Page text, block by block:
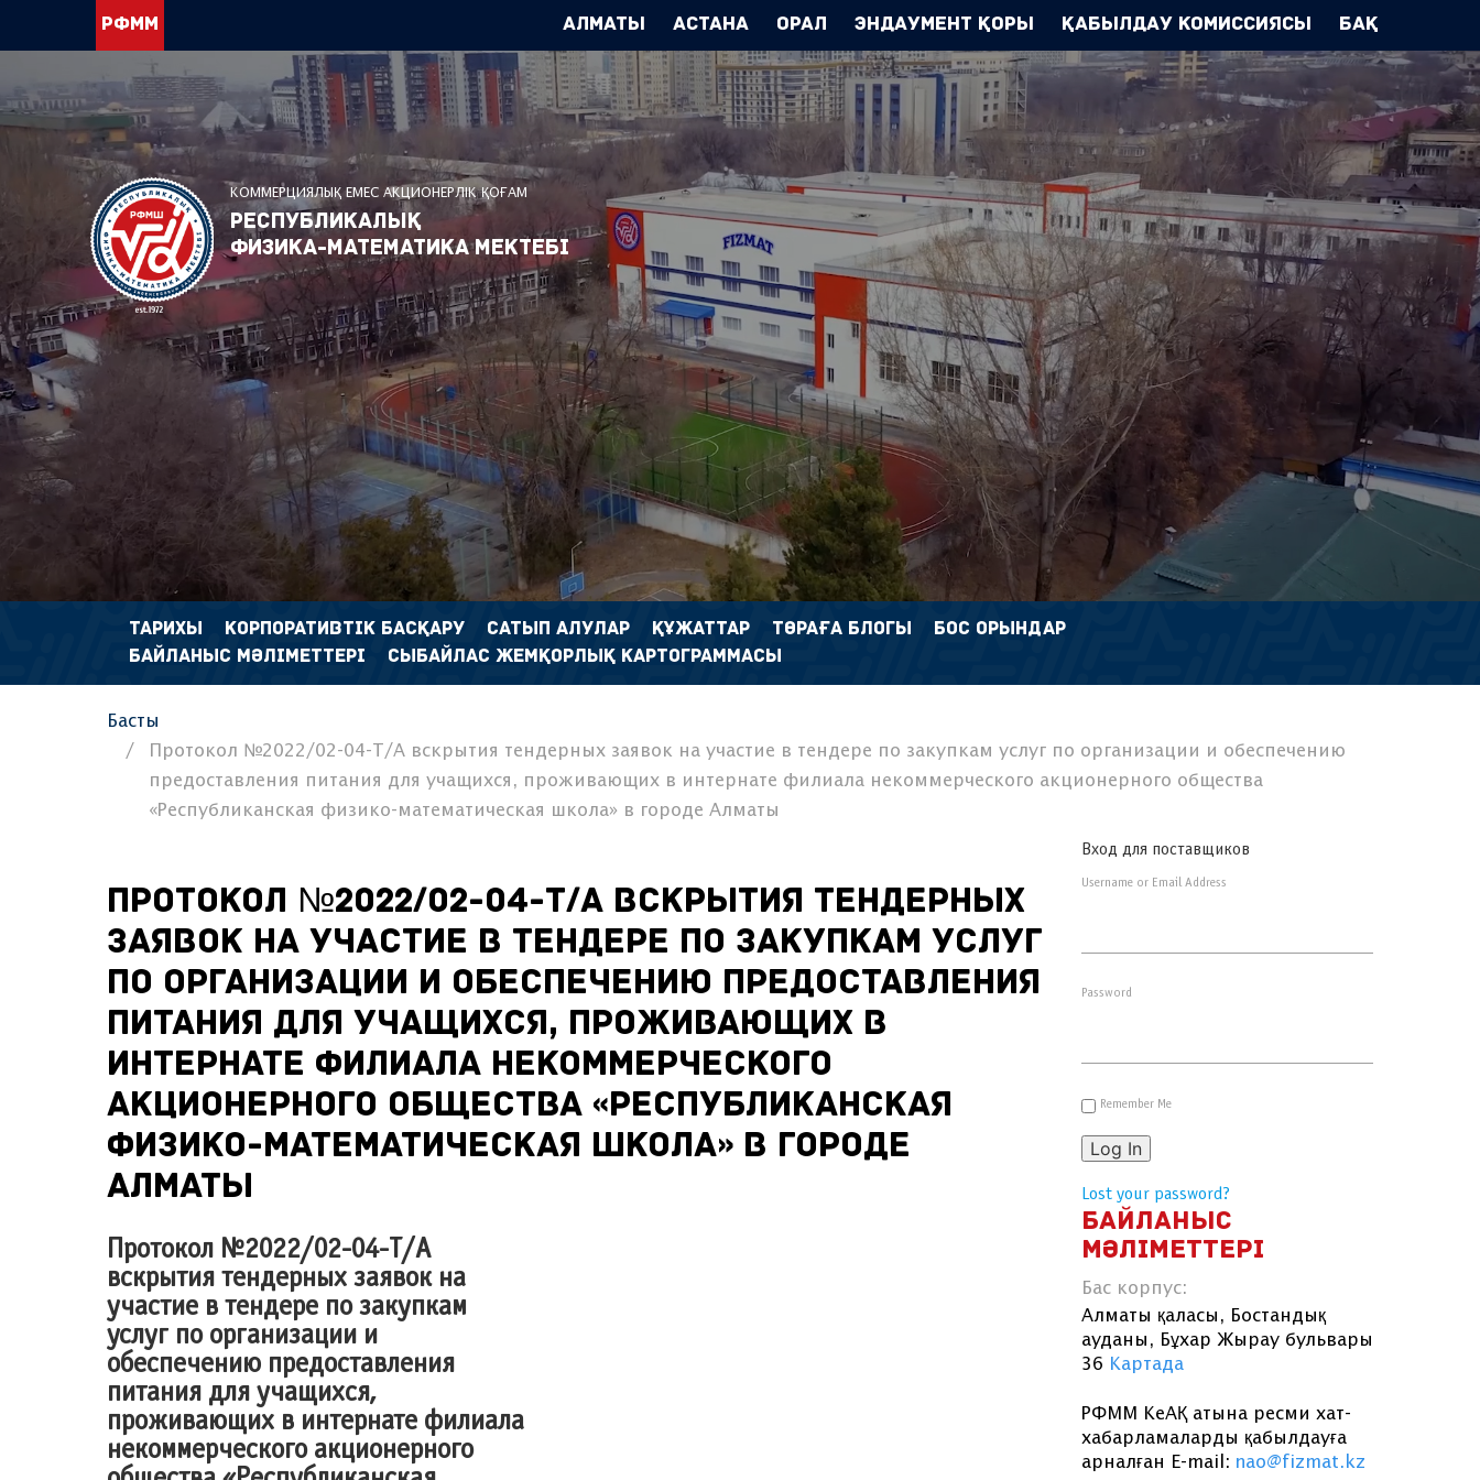
РФММ Алматы Астана Орал Эндаумент Қоры Қабылдау комиссиясы БАҚ
КОММЕРЦИЯЛЫҚ ЕМЕС АКЦИОНЕРЛІК ҚОҒАМ
Республикалық
физика-математика мектебі
ТАРИХЫ КОРПОРАТИВТІК БАСҚАРУ САТЫП АЛУЛАР ҚҰЖАТТАР ТӨРАҒА БЛОГЫ
БОС ОРЫНДАР
БАЙЛАНЫС МӘЛІМЕТТЕРІ
СЫБАЙЛАС ЖЕМҚОРЛЫҚ КАРТОГРАММАСЫ
Басты
Протокол №2022/02-04-Т/А вскрытия тендерных заявок на участие в тендере по закупкам услуг по организации и обеспечению
предоставления питания для учащихся, проживающих в интернате филиала некоммерческого акционерного общества
«Республиканская физико-математическая школа» в городе Алматы
Протокол №2022/02-04-Т/А вскрытия тендерных
заявок на участие в тендере по закупкам услуг
по организации и обеспечению предоставления
питания для учащихся, проживающих в
интернате филиала некоммерческого
акционерного общества «Республиканская
физико-математическая школа» в городе
Алматы
Протокол №2022/02-04-Т/А
вскрытия тендерных заявок на
участие в тендере по закупкам
услуг по организации и
обеспечению предоставления
питания для учащихся,
проживающих в интернате филиала
некоммерческого акционерного
Вход для поставщиков
Username or Email Address
Password
Remember Me
Log In
Lost your password?
БАЙЛАНЫС
МӘЛІМЕТТЕРІ
Бас корпус:
Алматы қаласы, Бостандық
ауданы, Бұхар Жырау бульвары
36
Картада
РФММ КеАҚ атына ресми хат-
хабарламаларды қабылдауға
арналған E-mail: nao@fizmat.kz